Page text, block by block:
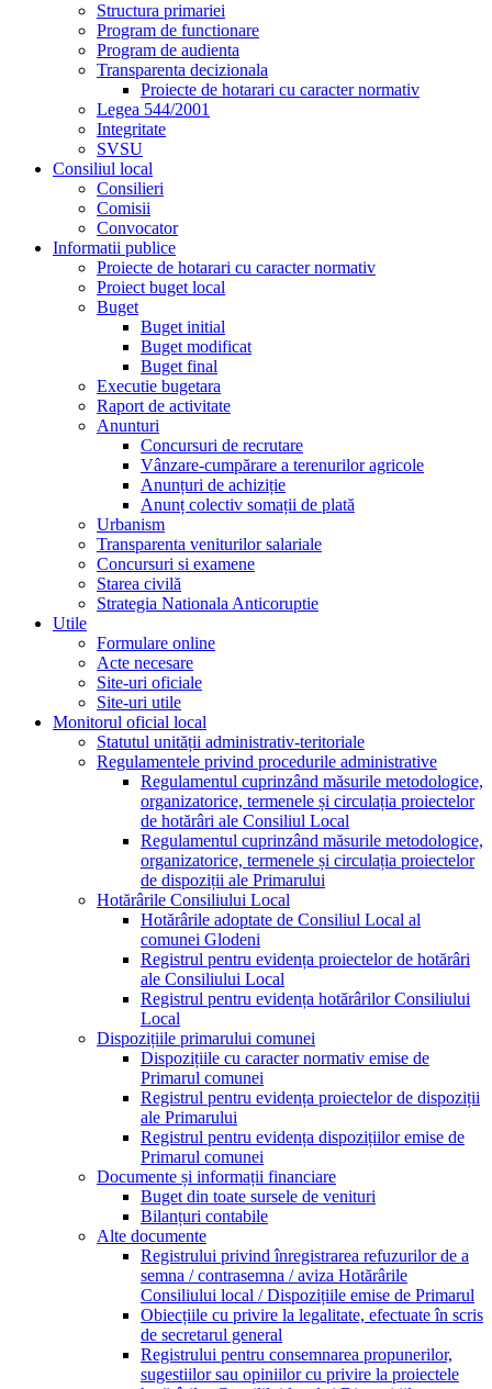
Structura primariei
Program de functionare
Program de audienta
Transparenta decizionala
Proiecte de hotarari cu caracter normativ
Legea 544/2001
Integritate
SVSU
Consiliul local
Consilieri
Comisii
Convocator
Informatii publice
Proiecte de hotarari cu caracter normativ
Proiect buget local
Buget
Buget initial
Buget modificat
Buget final
Executie bugetara
Raport de activitate
Anunturi
Concursuri de recrutare
Vânzare-cumpărare a terenurilor agricole
Anunțuri de achiziție
Anunț colectiv somații de plată
Urbanism
Transparenta veniturilor salariale
Concursuri si examene
Starea civilă
Strategia Nationala Anticoruptie
Utile
Formulare online
Acte necesare
Site-uri oficiale
Site-uri utile
Monitorul oficial local
Statutul unității administrativ-teritoriale
Regulamentele privind procedurile administrative
Regulamentul cuprinzând măsurile metodologice,
organizatorice, termenele și circulația proiectelor
de hotărâri ale Consiliul Local
Regulamentul cuprinzând măsurile metodologice,
organizatorice, termenele și circulația proiectelor
de dispoziții ale Primarului
Hotărârile Consiliului Local
Hotărârile adoptate de Consiliul Local al
comunei Glodeni
Registrul pentru evidența proiectelor de hotărâri
ale Consiliului Local
Registrul pentru evidența hotărârilor Consiliului
Local
Dispozițiile primarului comunei
Dispozițiile cu caracter normativ emise de
Primarul comunei
Registrul pentru evidența proiectelor de dispoziții
ale Primarului
Registrul pentru evidența dispozițiilor emise de
Primarul comunei
Documente și informații financiare
Buget din toate sursele de venituri
Bilanțuri contabile
Alte documente
Registrului privind înregistrarea refuzurilor de a
semna / contrasemna / aviza Hotărârile
Consiliului local / Dispozițiile emise de Primarul
Obiecțiile cu privire la legalitate, efectuate în scris
de secretarul general
Registrului pentru consemnarea propunerilor,
sugestiilor sau opiniilor cu privire la proiectele